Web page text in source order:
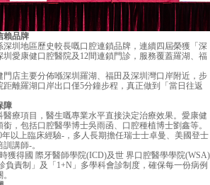
品牌
深圳地區歷史較長嘅口腔連鎖品牌，連續四屆榮獲「深
愛康健口腔醫院及12間連鎖門診，服務覆蓋羅湖、福
主要分佈喺深圳羅湖、福田及深圳灣口岸附近，步
離羅湖口岸出口僅5分鐘步程，真正做到「當日往返
障
項目，醫生嘅專業水平直接決定治療效果。愛康健
，包括口腔醫學博士吳雨函、口腔種植博士劉鑫等。
年以上臨床經驗-，多人長期擔任瑞士士卓曼、美國登士
講師-。
得國 際牙醫師學院(ICD)及世 界口腔醫學學院(WSA)
負責制」及「1+N」多學科會診制度，確保每一份病例